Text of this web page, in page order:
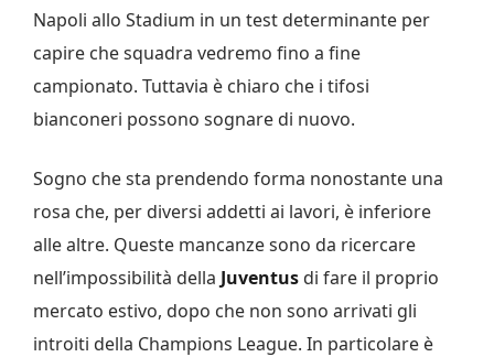
Napoli allo Stadium in un test determinante per
capire che squadra vedremo fino a fine
campionato. Tuttavia è chiaro che i tifosi
bianconeri possono sognare di nuovo.
Sogno che sta prendendo forma nonostante una
rosa che, per diversi addetti ai lavori, è inferiore
alle altre. Queste mancanze sono da ricercare
nell’impossibilità della Juventus di fare il proprio
mercato estivo, dopo che non sono arrivati gli
introiti della Champions League. In particolare è